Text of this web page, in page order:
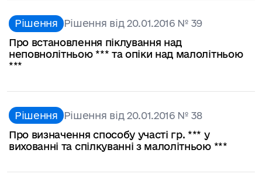
Рішення Рішення від 20.01.2016 № 39
Про встановлення піклування над
неповнолітньою *** та опіки над малолітньою
***
Рішення Рішення від 20.01.2016 № 38
Про визначення способу участі гр. *** у
вихованні та спілкуванні з малолітньою ***